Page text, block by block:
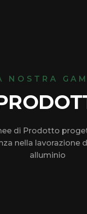
NOSTRA
di Prodotto
nella lavorazione
alluminio